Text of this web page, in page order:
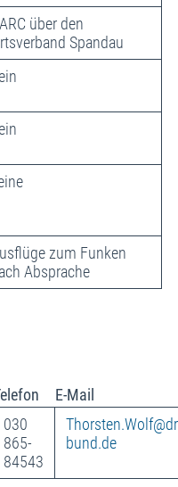
über den
Spandau
zum Funken
Absprache
E-Mail
030
865-
84543
bund.de